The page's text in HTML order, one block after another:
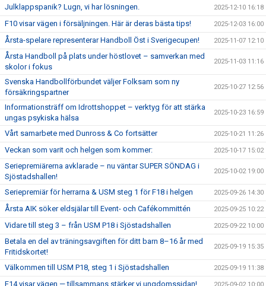
Julklappspanik? Lugn, vi har lösningen. 2025-12-10 16:18
F10 visar vägen i försäljningen. Här är deras bästa tips! 2025-12-03 16:00
Årsta-spelare representerar Handboll Öst i Sverigecupen! 2025-11-07 12:10
Årsta Handboll på plats under höstlovet – samverkan med
skolor i fokus
2025-11-03 11:16
Svenska Handbollförbundet väljer Folksam som ny
försäkringspartner
2025-10-27 12:56
Informationsträff om Idrottshoppet – verktyg för att stärka
ungas psykiska hälsa
2025-10-23 16:59
Vårt samarbete med Dunross & Co fortsätter 2025-10-21 11:26
Veckan som varit och helgen som kommer: 2025-10-17 15:02
Seriepremiärerna avklarade – nu väntar SUPER SÖNDAG i
Sjöstadshallen!
2025-10-02 19:00
Seriepremiär för herrarna & USM steg 1 för F18 i helgen 2025-09-26 14:30
Årsta AIK söker eldsjälar till Event- och Cafékommittén 2025-09-25 10:22
Vidare till steg 3 – från USM P18 i Sjöstadshallen 2025-09-22 10:00
Betala en del av träningsavgiften för ditt barn 8–16 år med
Fritidskortet!
2025-09-19 15:35
Välkommen till USM P18, steg 1 i Sjöstadshallen 2025-09-19 11:38
F14 visar vägen — tillsammans stärker vi ungdomssidan!